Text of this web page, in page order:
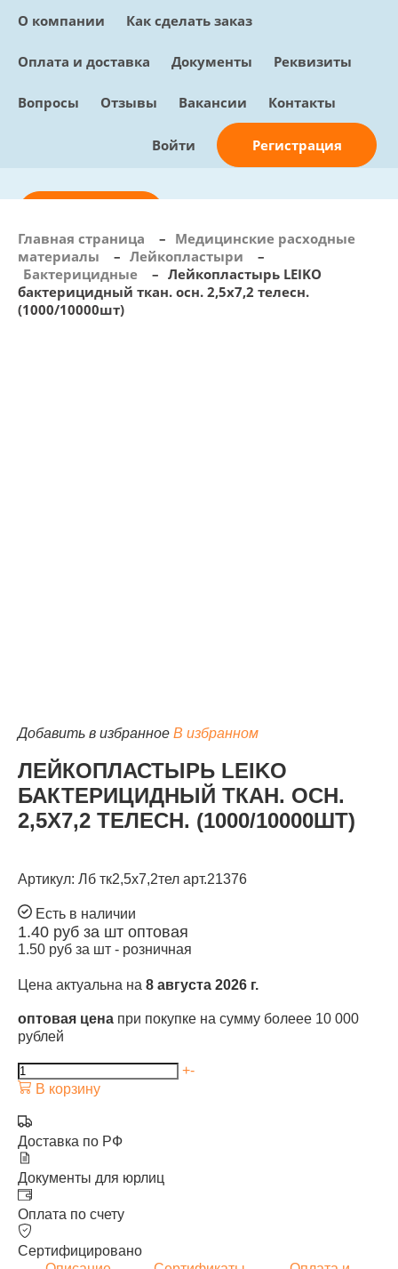
О компании Как сделать заказ
Оплата и доставка Документы Реквизиты
Вопросы Отзывы Вакансии Контакты
Войти Регистрация
info@sunmed.ru
Пн – Пт: с 10:00 - 18:00
+7 (495) 730-90-25
Главная страница – Медицинские расходные
материалы
– Лейкопластыри
–
Бактерицидные
– Лейкопластырь LEIKO
бактерицидный ткан. осн. 2,5х7,2 телесн.
(1000/10000шт)
Добавить в избранное В избранном
ЛЕЙКОПЛАСТЫРЬ LEIKO
БАКТЕРИЦИДНЫЙ ТКАН. ОСН.
2,5Х7,2 ТЕЛЕСН. (1000/10000ШТ)
Артикул: Лб тк2,5х7,2тел арт.21376
Есть в наличии
1.40 руб за шт оптовая
1.50 руб за шт - розничная
Цена актуальна на 8 августа 2026 г.
оптовая цена при покупке на сумму болеее 10 000
рублей
+-
В корзину
Доставка по РФ
Документы для юрлиц
Оплата по счету
Сертифицировано